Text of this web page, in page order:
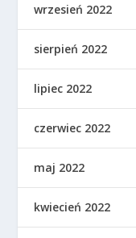
wrzesień 2022
sierpień 2022
lipiec 2022
czerwiec 2022
maj 2022
kwiecień 2022